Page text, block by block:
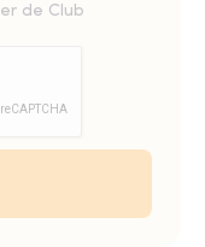
de Club